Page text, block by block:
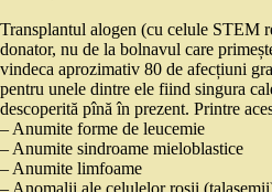
Transplantul alogen (cu celule STEM
donator, nu de la bolnavul care
vindeca aprozimativ 80 de afecțiuni
pentru unele dintre ele fiind singura
descoperită pînă în prezent. Printre
– Anumite forme de leucemie
– Anumite sindroame mieloblastice
– Anumite limfoame
– Anomalii ale celulelor roșii